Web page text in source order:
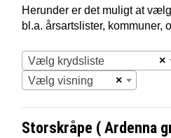
Herunder er det muligt at
bl.a. årsartslister, kommuner,
×
Vælg krydsliste
×
Vælg visning
Storskråpe ( Ardenna